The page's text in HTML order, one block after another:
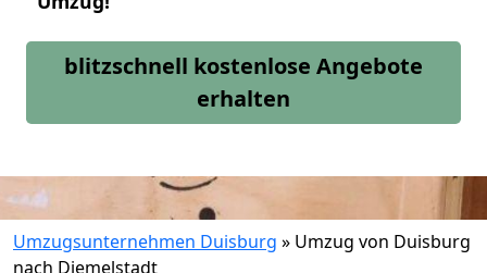
blitzschnell kostenlose Angebote
erhalten
Umzugsunternehmen Duisburg » Umzug von Duisburg
nach Diemelstadt